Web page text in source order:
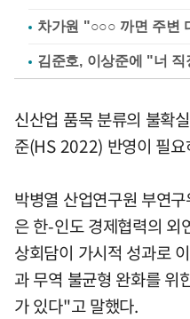
차가원 "○○○ 까면 주변
김준호, 이상준에 "너
신산업 품목 분류의 불확
준(HS 2022) 반영이 필요
박병열 산업연구원 부연
은 한-인도 경제협력의
상회담이 가시적 성과로
과 무역 불균형 완화를 위
가 있다"고 말했다.